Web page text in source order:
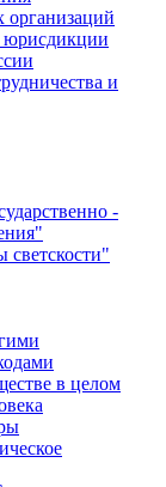
организаций
юрисдикции
и
-
светскости"
в целом